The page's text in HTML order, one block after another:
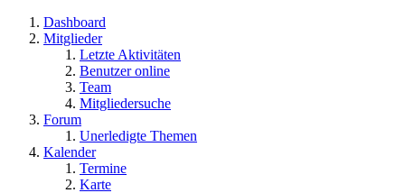
Dashboard
Mitglieder
Letzte Aktivitäten
Benutzer online
Team
Mitgliedersuche
Forum
Unerledigte Themen
Kalender
Termine
Karte